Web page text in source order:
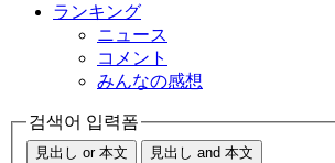
ランキング
ニュース
コメント
みんなの感想
검색어 입력폼
見出し or 本文 見出し and 本文